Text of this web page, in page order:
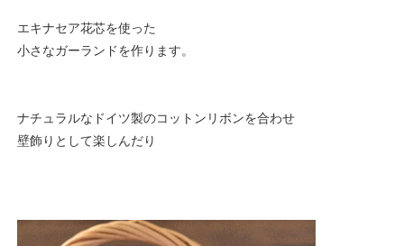
エキナセア花芯を使った
小さなガーランドを作ります。
ナチュラルなドイツ製のコットンリボンを合わせ
壁飾りとして楽しんだり